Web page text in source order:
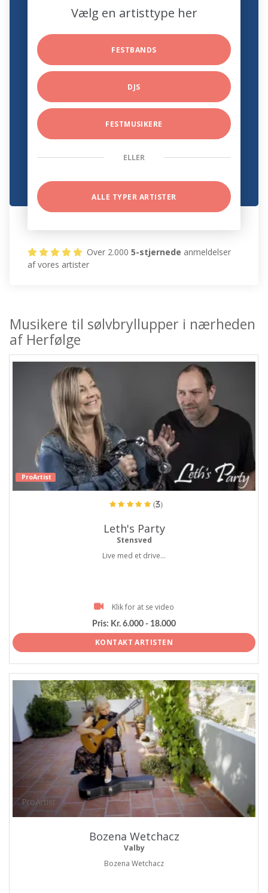
Vælg en artisttype her
FESTBANDS
DJS
FESTMUSIKERE
ELLER
ALLE TYPER ARTISTER
Over 2.0005-stjernede anmeldelser
af vores artister
Musikere til sølvbryllupper i nærheden
af Herfølge
ProArtist
(3)
Leth's Party
Stensved
Live med et drive...
Klik for at se video
Pris: Kr. 6.000 - 18.000
KONTAKT ARTISTEN
ProArtist
Bozena Wetchacz
Valby
Bozena Wetchacz